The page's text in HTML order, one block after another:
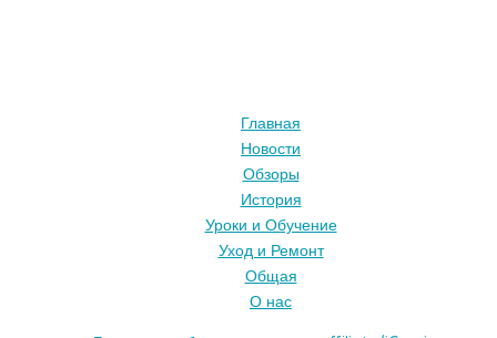
Главная
Новости
Обзоры
История
Уроки и Обучение
Уход и Ремонт
Общая
О нас